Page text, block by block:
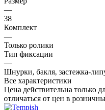
—
38
Комплект
—
Только ролики
Тип фиксации
—
Шнурки, бакля, застежка-
Все характеристики
Цена действительна только
отличаться от цен в